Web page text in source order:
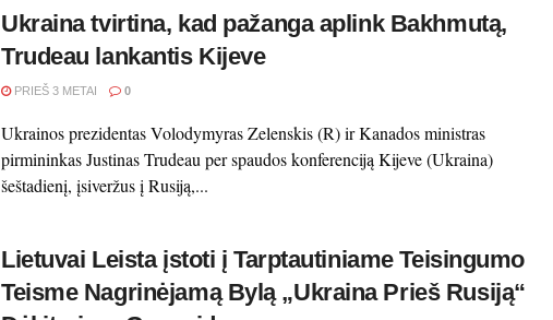
Ukraina tvirtina, kad pažanga aplink Bakhmutą,
Trudeau lankantis Kijeve
PRIEŠ 3 METAI 0
Ukrainos prezidentas Volodymyras Zelenskis (R) ir Kanados ministras
pirmininkas Justinas Trudeau per spaudos konferenciją Kijeve (Ukraina)
šeštadienį, įsiveržus į Rusiją,...
Lietuvai Leista įstoti į Tarptautiniame Teisingumo
Teisme Nagrinėjamą Bylą „Ukraina Prieš Rusiją“